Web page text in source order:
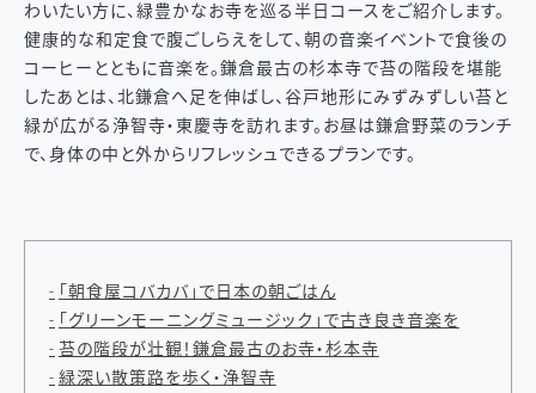
わいたい方に、緑豊かなお寺を巡る半日コースをご紹介します。
健康的な和定食で腹ごしらえをして、朝の音楽イベントで食後の
コーヒーとともに音楽を。鎌倉最古の杉本寺で苔の階段を堪能
したあとは、北鎌倉へ足を伸ばし、谷戸地形にみずみずしい苔と
緑が広がる浄智寺・東慶寺を訪れます。お昼は鎌倉野菜のランチ
で、身体の中と外からリフレッシュできるプランです。
「朝食屋コバカバ」で日本の朝ごはん
「グリーンモーニングミュージック」で古き良き音楽を
苔の階段が壮観！鎌倉最古のお寺・杉本寺
緑深い散策路を歩く・浄智寺